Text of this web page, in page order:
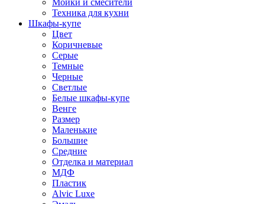
Мойки и смесители
Техника для кухни
Шкафы-купе
Цвет
Коричневые
Серые
Темные
Черные
Светлые
Белые шкафы-купе
Венге
Размер
Маленькие
Большие
Средние
Отделка и материал
МДФ
Пластик
Alvic Luxe